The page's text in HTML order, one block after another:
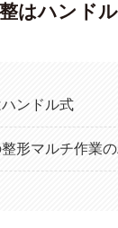
はハンド
ンドル式
形マルチ作業の